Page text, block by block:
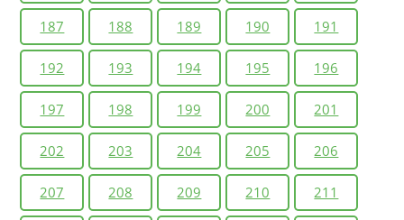
187 188 189 190 191
192 193 194 195 196
197 198 199 200 201
202 203 204 205 206
207 208 209 210 211